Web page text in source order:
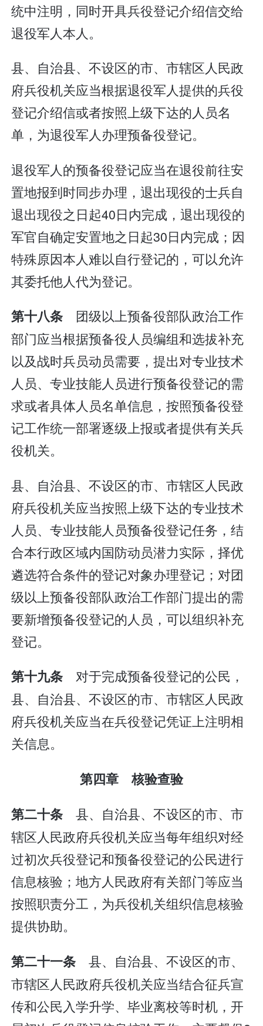
统中注明，同时开具兵役登记介绍信交给
退役军人本人。
县、自治县、不设区的市、市辖区人民政
府兵役机关应当根据退役军人提供的兵役
登记介绍信或者按照上级下达的人员名
单，为退役军人办理预备役登记。
退役军人的预备役登记应当在退役前往安
置地报到时同步办理，退出现役的士兵自
退出现役之日起40日内完成，退出现役的
军官自确定安置地之日起30日内完成；因
特殊原因本人难以自行登记的，可以允许
其委托他人代为登记。
第十八条 团级以上预备役部队政治工作
部门应当根据预备役人员编组和选拔补充
以及战时兵员动员需要，提出对专业技术
人员、专业技能人员进行预备役登记的需
求或者具体人员名单信息，按照预备役登
记工作统一部署逐级上报或者提供有关兵
役机关。
县、自治县、不设区的市、市辖区人民政
府兵役机关应当按照上级下达的专业技术
人员、专业技能人员预备役登记任务，结
合本行政区域内国防动员潜力实际，择优
遴选符合条件的登记对象办理登记；对团
级以上预备役部队政治工作部门提出的需
要新增预备役登记的人员，可以组织补充
登记。
第十九条对于完成预备役登记的公民，
县、自治县、不设区的市、市辖区人民政
府兵役机关应当在兵役登记凭证上注明相
关信息。
第四章 核验查验
第二十条 县、自治县、不设区的市、市
辖区人民政府兵役机关应当每年组织对经
过初次兵役登记和预备役登记的公民进行
信息核验；地方人民政府有关部门等应当
按照职责分工，为兵役机关组织信息核验
提供协助。
第二十一条 县、自治县、不设区的市、
市辖区人民政府兵役机关应当结合征兵宣
传和公民入学升学、毕业离校等时机，开